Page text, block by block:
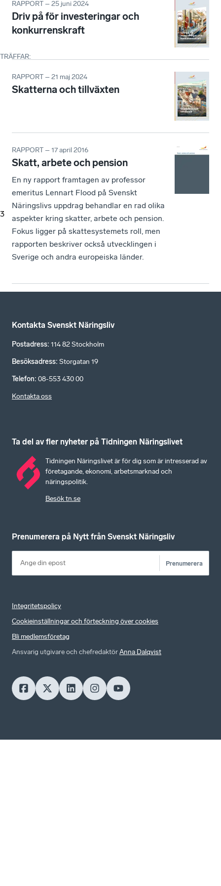
TRÄFFAR:
3
RAPPORT – 25 juni 2024
Driv på för investeringar och
konkurrenskraft
RAPPORT – 21 maj 2024
Skatterna och tillväxten
RAPPORT – 17 april 2016
Skatt, arbete och pension
En ny rapport framtagen av professor
emeritus Lennart Flood på Svenskt
Näringslivs uppdrag behandlar en rad olika
aspekter kring skatter, arbete och pension.
Fokus ligger på skattesystemets roll, men
rapporten beskriver också utvecklingen i
Sverige och andra europeiska länder.
Kontakta Svenskt Näringsliv
Postadress: 114 82 Stockholm
Besöksadress: Storgatan 19
Telefon: 08-553 430 00
Kontakta oss
Ta del av fler nyheter på Tidningen Näringslivet
Tidningen Näringslivet är för dig som är intresserad av
företagande, ekonomi, arbetsmarknad och
näringspolitik.
Besök tn.se
Prenumerera på Nytt från Svenskt Näringsliv
Prenumerera
Integritetspolicy
Cookieinställningar och förteckning över cookies
Bli medlemsföretag
Ansvarig utgivare och chefredaktörAnna Dalqvist